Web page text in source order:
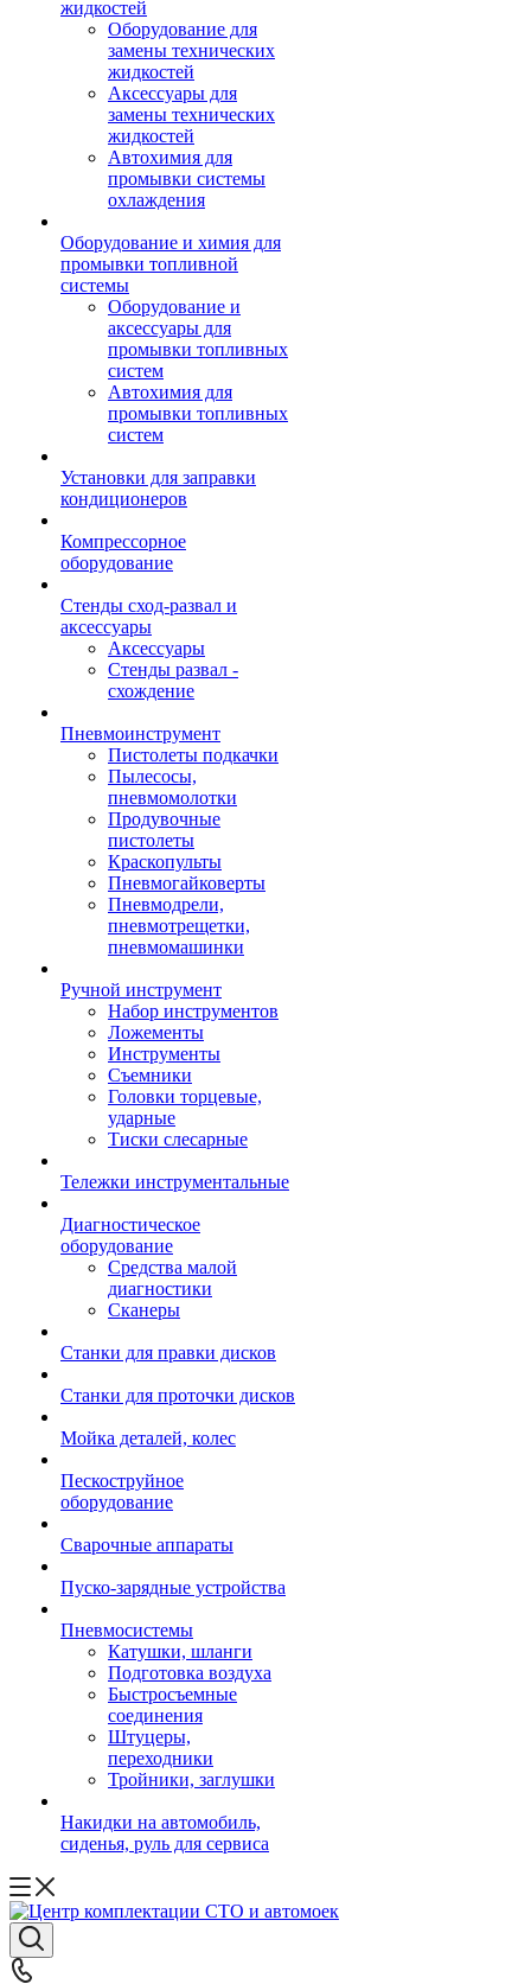
жидкостей
Оборудование для
замены технических
жидкостей
Аксессуары для
замены технических
жидкостей
Автохимия для
промывки системы
охлаждения
Оборудование и химия для
промывки топливной
системы
Оборудование и
аксессуары для
промывки топливных
систем
Автохимия для
промывки топливных
систем
Установки для заправки
кондиционеров
Компрессорное
оборудование
Стенды сход-развал и
аксессуары
Аксессуары
Стенды развал -
схождение
Пневмоинструмент
Пистолеты подкачки
Пылесосы,
пневмомолотки
Продувочные
пистолеты
Краскопульты
Пневмогайковерты
Пневмодрели,
пневмотрещетки,
пневмомашинки
Ручной инструмент
Набор инструментов
Ложементы
Инструменты
Съемники
Головки торцевые,
ударные
Тиски слесарные
Тележки инструментальные
Диагностическое
оборудование
Средства малой
диагностики
Сканеры
Станки для правки дисков
Станки для проточки дисков
Мойка деталей, колес
Пескоструйное
оборудование
Сварочные аппараты
Пуско-зарядные устройства
Пневмосистемы
Катушки, шланги
Подготовка воздуха
Быстросъемные
соединения
Штуцеры,
переходники
Тройники, заглушки
Накидки на автомобиль,
сиденья, руль для сервиса